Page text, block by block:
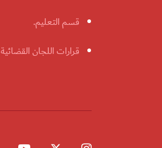
قسم التعليم.
قرارات اللجان القضائية